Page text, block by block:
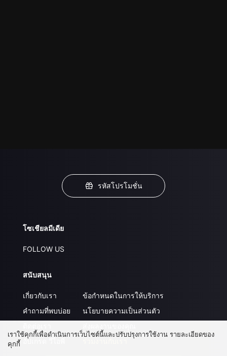
รหัสโปรโมชั่น
โซเชียลมีเดีย
FOLLOW US
สนับสนุน
เกี่ยวกับเรา
คำถามที่พบบ่อย
อัปเกรด วีไอพี
ข้อกำหนดในการให้บริการ
นโยบายความเป็นส่วนตัว
เราใช้คุกกี้เพื่อดำเนินการเว็บไซต์นี้และปรับปรุงการใช้งาน รายละเอียดของ
คุกกี้